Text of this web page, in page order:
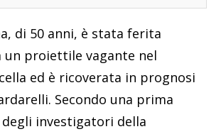
di 50 anni, è stata ferita
un proiettile vagante nel
ed è ricoverata in prognosi
Secondo una prima
investigatori della